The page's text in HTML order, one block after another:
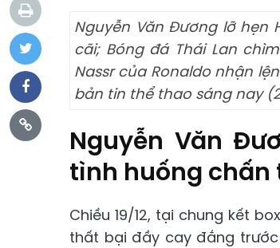
Nguyễn Văn Đương lỡ hẹn
cãi; Bóng đá Thái Lan
Nassr của Ronaldo nhận
bản tin thể thao sáng nay
Nguyễn Văn
tình huống
Chiều 19/12, tại chung kết
thất bại đầy cay đắng